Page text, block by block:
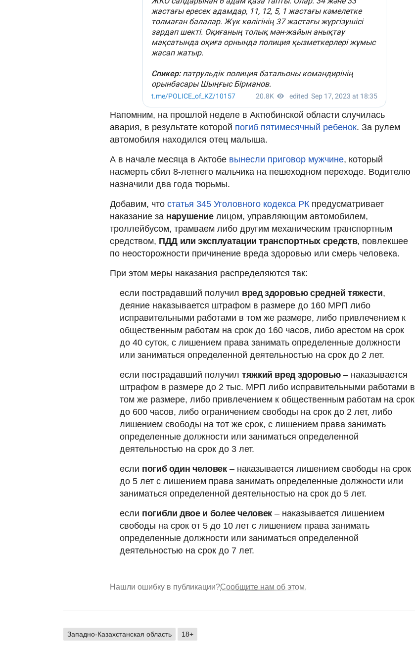
Напомним, на прошлой неделе в Актюбинской области случилась
авария, в результате которой погиб пятимесячный ребенок. За рулем
автомобиля находился отец малыша.
А в начале месяца в Актобе вынесли приговор мужчине, который
насмерть сбил 8-летнего мальчика на пешеходном переходе. Водителю
назначили два года тюрьмы.
Добавим, что статья 345 Уголовного кодекса РК предусматривает
наказание за нарушениелицом, управляющим автомобилем,
троллейбусом, трамваем либо другим механическим транспортным
средством, ПДД или эксплуатации транспортных средств, повлекшее
по неосторожности причинение вреда здоровью или смерь человека.
При этом меры наказания распределяются так:
если пострадавший получил вред здоровью средней тяжести,
деяние наказывается штрафом в размере до 160 МРП либо
исправительными работами в том же размере, либо привлечением к
общественным работам на срок до 160 часов, либо арестом на срок
до 40 суток, с лишением права занимать определенные должности
или заниматься определенной деятельностью на срок до 2 лет.
если пострадавший получил тяжкий вред здоровью– наказывается
штрафом в размере до 2 тыс. МРП либо исправительными работами в
том же размере, либо привлечением к общественным работам на срок
до 600 часов, либо ограничением свободы на срок до 2 лет, либо
лишением свободы на тот же срок, с лишением права занимать
определенные должности или заниматься определенной
деятельностью на срок до 3 лет.
если погиб один человек– наказывается лишением свободы на срок
до 5 лет с лишением права занимать определенные должности или
заниматься определенной деятельностью на срок до 5 лет.
если погибли двое и более человек– наказывается лишением
свободы на срок от 5 до 10 лет с лишением права занимать
определенные должности или заниматься определенной
деятельностью на срок до 7 лет.
Нашли ошибку в публикации?Сообщите нам об этом.
Западно-Казахстанская область 18+